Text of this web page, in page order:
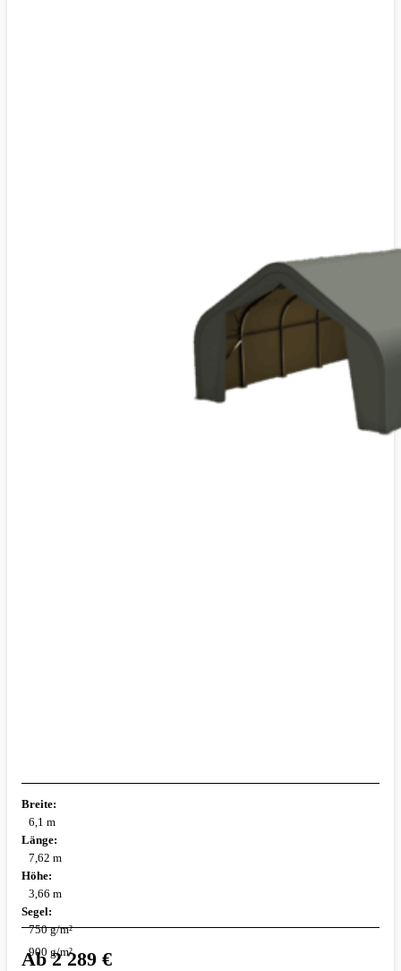
Breite:
6,1 m
Länge:
7,62 m
Höhe:
3,66 m
Segel:
750 g/m²
900 g/m²
Ab2 289 €